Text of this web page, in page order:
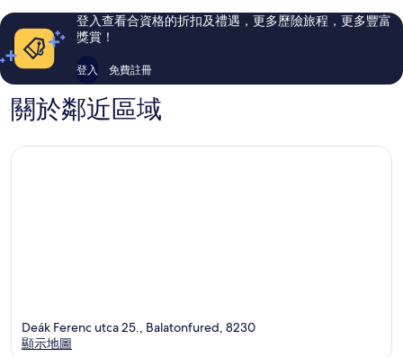
評
價
評
評
價
登入查看合資格的折扣及禮遇，更多歷險旅程，更多豐富
獎賞！
登入 免費註冊
關於鄰近區域
Deák Ferenc utca 25., Balatonfured, 8230
顯示地圖